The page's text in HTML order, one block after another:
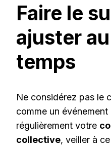
Faire le
ajuster
temps
Ne considérez pas le
comme un
régulièrement votre
collective, veiller à